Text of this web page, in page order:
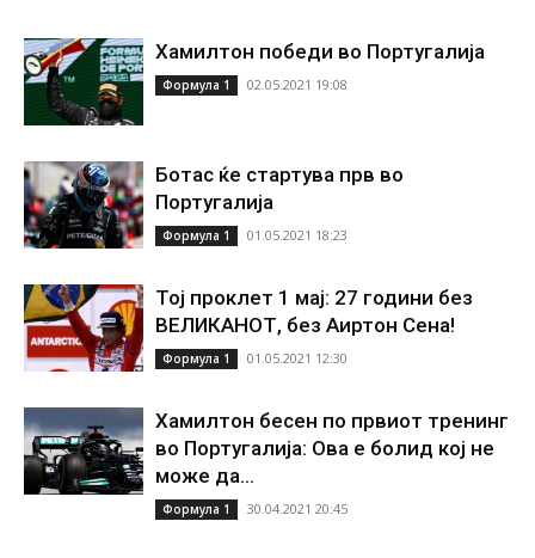
Хамилтон победи во Португалија
Формула 1 02.05.2021 19:08
Ботас ќе стартува прв во
Португалија
Формула 1 01.05.2021 18:23
Тој проклет 1 мај: 27 години без
ВЕЛИКАНОТ, без Аиртон Сена!
Формула 1 01.05.2021 12:30
Хамилтон бесен по првиот тренинг
во Португалија: Ова е болид кој не
може да...
Формула 1 30.04.2021 20:45